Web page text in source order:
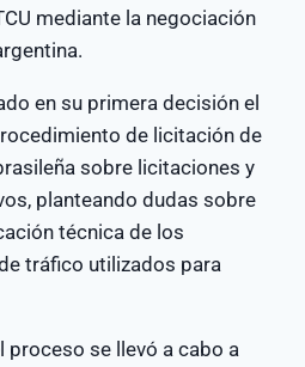
mediante la negociación
en su primera decisión el
de licitación de
sobre licitaciones y
planteando dudas sobre
técnica de los
tráfico utilizados para
proceso se llevó a cabo a